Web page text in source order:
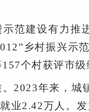
范建设有力推
乡村振兴示
个村获评市
2023年来，城
业2.42万人。